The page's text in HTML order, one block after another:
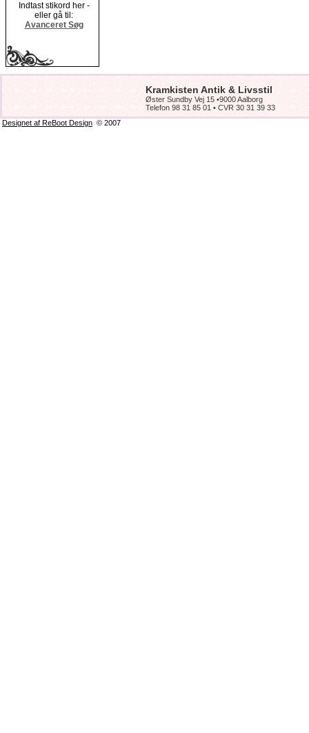
Indtast stikord her -
eller gå til:
Avanceret Søg
Kramkisten Antik & Livsstil
Øster Sundby Vej 15 •9000 Aalborg
Telefon 98 31 85 01 • CVR 30 31 39 33
Designet af ReBoot Design © 2007